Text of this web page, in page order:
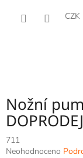
CZK
Nožní
DOPRODEJ
711
Průměrné
Neohodnoceno